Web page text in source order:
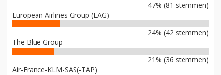
47% (81 stemmen)
European Airlines Group (EAG)
24% (42 stemmen)
The Blue Group
21% (36 stemmen)
Air-France-KLM-SAS(-TAP)